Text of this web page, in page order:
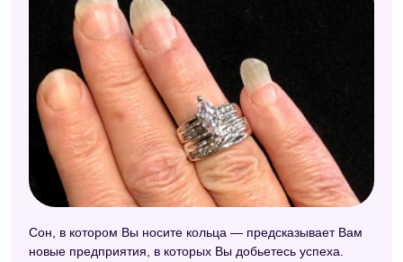
Сон, в котором Вы носите кольца — предсказывает Вам
новые предприятия, в которых Вы добьетесь успеха.